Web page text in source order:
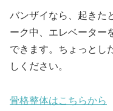
バンザイなら、起きた
ーク中、エレベーター
できます。ちょっとし
しください。
骨格整体はこちらから